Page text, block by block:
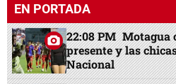
EN PORTADA
22:08 PM Motagua
presente y las
Nacional